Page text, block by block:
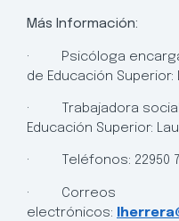
Más Información:
· Psicóloga
de Educación
· Trabajadora social
Educación Superior:
· Teléfonos: 22950
· Correos
electrónicos: